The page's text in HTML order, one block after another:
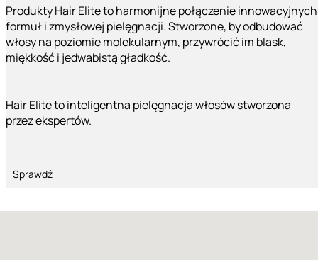
Produkty Hair Elite to harmonijne połączenie innowacyjnych
formuł i zmysłowej pielęgnacji. Stworzone, by odbudować
włosy na poziomie molekularnym, przywrócić im blask,
miękkość i jedwabistą gładkość.
Hair Elite to inteligentna pielęgnacja włosów stworzona
przez ekspertów.
Sprawdź